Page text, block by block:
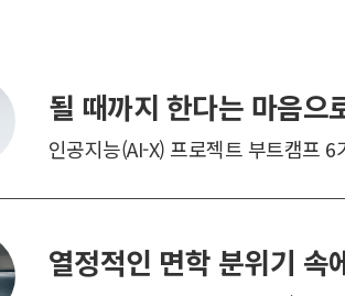
될 때까지 한다는 마음으
인공지능(AI-X) 프로젝트 부트캠프 6